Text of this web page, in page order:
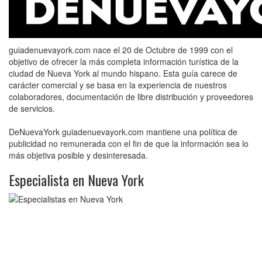
guiadenuevayork.com nace el 20 de Octubre de 1999 con el
objetivo de ofrecer la más completa información turística de la
ciudad de Nueva York al mundo hispano. Esta guía carece de
carácter comercial y se basa en la experiencia de nuestros
colaboradores, documentación de libre distribución y proveedores
de servicios.
DeNuevaYork guiadenuevayork.com mantiene una política de
publicidad no remunerada con el fin de que la información sea lo
más objetiva posible y desinteresada.
Especialista en Nueva York